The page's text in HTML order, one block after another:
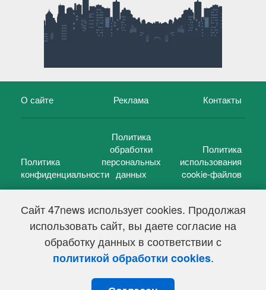
Сайт 47news использует cookies. Продолжая
использовать сайт, вы даете согласие на
обработку данных в соответствии с
политикой обработки cookies.
О сайте Реклама Контакты
Политика
конфиденциальности
Политика
обработки
персональных
данных
Политика
использования
cookie-файлов
47 новостей (47 news)2005 — 2026 г.
Свидетельство о регистрации СМИ Эл № ФС 77-39848, выдано
Федеральной службой по надзору в сфере связи,
информационных технологий и массовых коммуникаций